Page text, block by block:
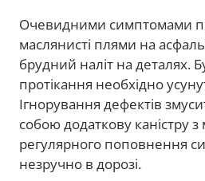
Очевидними симптомами
маслянисті плями на
брудний наліт на деталях.
протікання необхідно
Ігнорування дефектів
собою додаткову каністру
регулярного поповнення
незручно в дорозі.